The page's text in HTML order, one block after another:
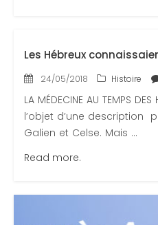
Les Hébreux
24/05/2018 Histoire
LA MÉDECINE AU TEMPS
l’objet d’une description
Galien et Celse. Mais ...
Read more.